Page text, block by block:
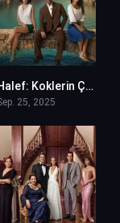
Halef: Koklerin Çagrisi VOSTFR
25, 2025